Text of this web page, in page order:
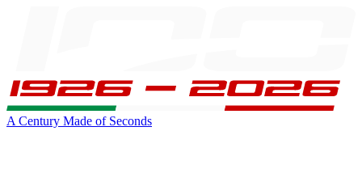
A Century Made of Seconds